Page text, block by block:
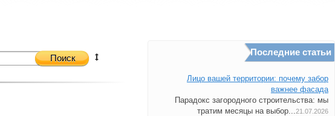
Поиск
Последние статьи
Лицо вашей территории: почему забор
важнее фасада
Парадокс загородного строительства: мы
тратим месяцы на выбор...21.07.2026